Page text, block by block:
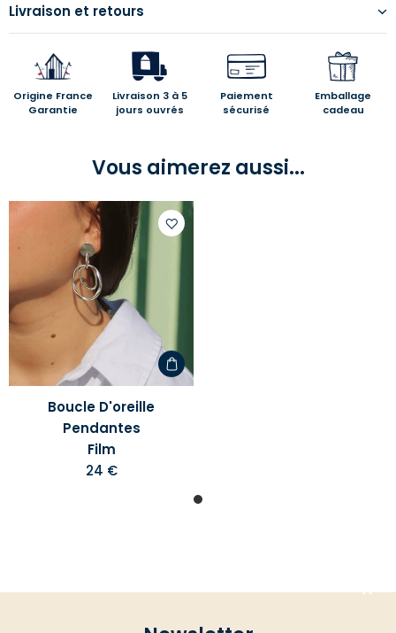
Livraison et retours
Origine France
Garantie
Livraison 3 à 5
jours ouvrés
Paiement
sécurisé
Emballage
cadeau
Vous aimerez aussi...
d'envies
Boucle D'oreille
Pendantes
Film
24 €